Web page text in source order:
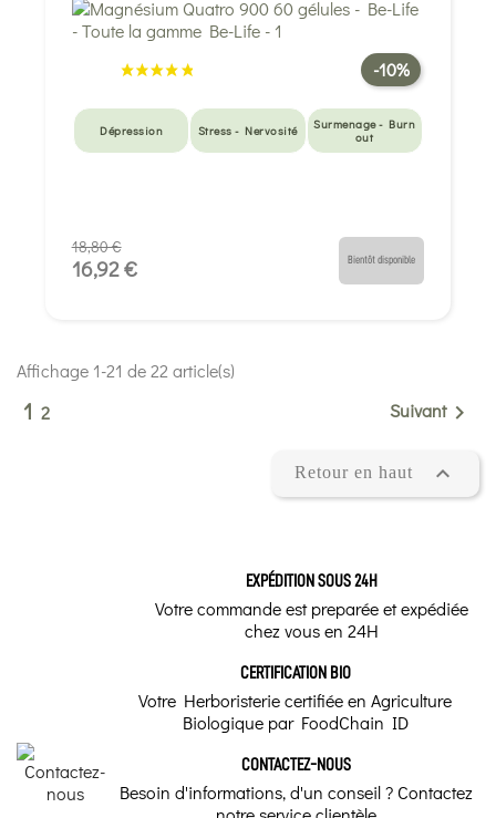
-10%
Dépression Stress - Nervosité
Surmenage - Burn
out
18,80 €
16,92 € Bientôt disponible
Affichage 1-21 de 22 article(s)
1 2 Suivant
Retour en haut 
EXPÉDITION SOUS 24H
Votre commande est preparée et expédiée
chez vous en 24H
CERTIFICATION BIO
Votre Herboristerie certifiée en Agriculture
Biologique par FoodChain ID
CONTACTEZ-NOUS
Besoin d'informations, d'un conseil ? Contactez